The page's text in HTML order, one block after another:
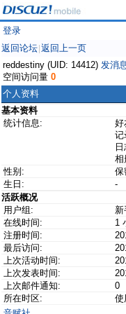
登录
返回论坛 返回上一页
reddestiny (UID: 14412) 发消
空间访问量 0
个人资料
基本资料
统计信息:
好
记
相
性别:
保
生日:
-
活跃概况
用户组:
在线时间:
1
注册时间:
最后访问:
上次活动时间:
上次发表时间:
上次邮件通知:
0
所在时区:
使